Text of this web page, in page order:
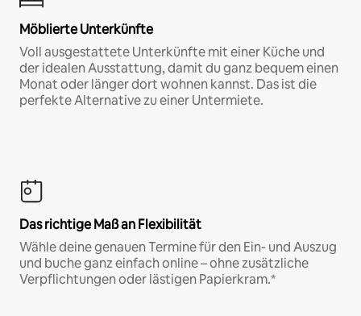
Möblierte Unterkünfte
Voll ausgestattete Unterkünfte mit einer Küche und
der idealen Ausstattung, damit du ganz bequem einen
Monat oder länger dort wohnen kannst. Das ist die
perfekte Alternative zu einer Untermiete.
Das richtige Maß an Flexibilität
Wähle deine genauen Termine für den Ein- und Auszug
und buche ganz einfach online – ohne zusätzliche
Verpflichtungen oder lästigen Papierkram.*